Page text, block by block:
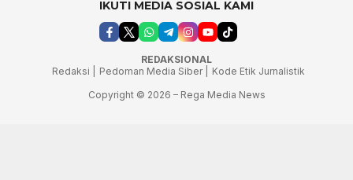
IKUTI MEDIA SOSIAL KAMI
REDAKSIONAL
Redaksi |
Pedoman Media Siber |
Kode Etik Jurnalistik
Copyright © 2026 – Rega Media News